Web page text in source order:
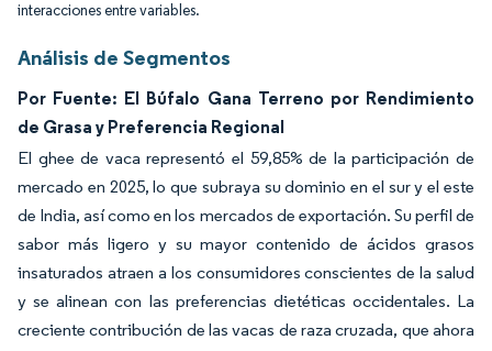
interacciones entre variables.
Análisis de Segmentos
Por Fuente: El Búfalo Gana Terreno por Rendimiento
de Grasa y Preferencia Regional
El ghee de vaca representó el 59,85% de la participación de
mercado en 2025, lo que subraya su dominio en el sur y el este
de India, así como en los mercados de exportación. Su perfil de
sabor más ligero y su mayor contenido de ácidos grasos
insaturados atraen a los consumidores conscientes de la salud
y se alinean con las preferencias dietéticas occidentales. La
creciente contribución de las vacas de raza cruzada, que ahora